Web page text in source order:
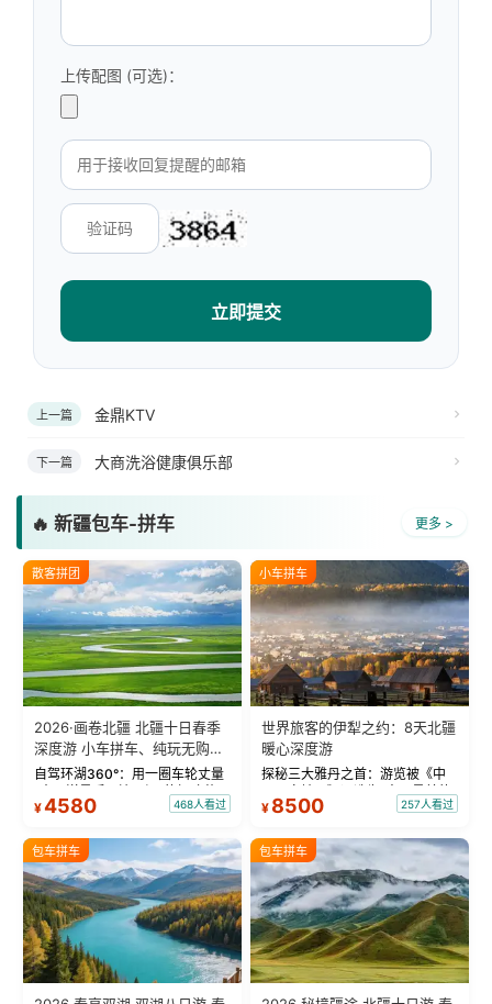
上传配图 (可选)：
立即提交
上一篇 金鼎KTV
下一篇 大商洗浴健康俱乐部
🔥 新疆包车-拼车 更多 >
散客拼团
2026·画卷北疆 北疆十日春季
深度游 小车拼车、纯玩无购
物！
自驾环湖360°：用一圈车轮丈量
“大西洋最后一滴眼泪”的极致蔚
蓝。 赛湖旅拍：甄选多款风格服
绝美瞬间。 赛湖坦克300跟车视
频：专业摄影师...
¥4580 468人看过
小车拼车
世界旅客的伊犁之约：8天北疆
暖心深度游
探秘三大雅丹之首：游览被《中
国国家地理》评选为“中国最美的
三大雅丹”第一名的克拉玛依魔鬼
瓦人最大村落——禾木村，欣赏
晨雾与小木...
¥ 8500 257人看过
包车拼车 包车拼车